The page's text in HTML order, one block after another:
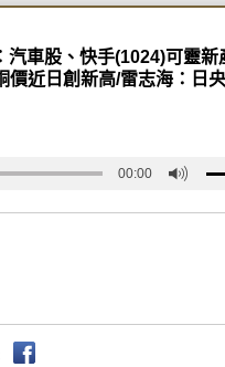
車股、快手(1024)可靈新
價近日創新高/雷志海：日
00:00